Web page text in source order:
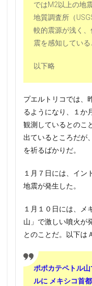
ではM2以上の地
地質調査所（
較的震源が浅く
震を感知している
以下略
プエルトリコでは、
るようになり、１か
観測しているとのこ
出ているところだが
を祈るばかりだ。
１月７日には、イン
地震が発生した。
１月１０日には、メ
山」で激しい噴火が
とのことだ。以下は
ポポカテペトル
ルに メキシコ首